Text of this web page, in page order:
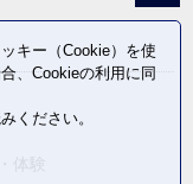
体験
キー（Cookie）を使
、Cookieの利用に同
ください。